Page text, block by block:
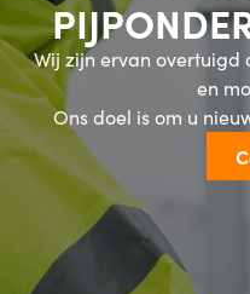
Wij zijn ervan overtuigd
en
Ons doel is om u